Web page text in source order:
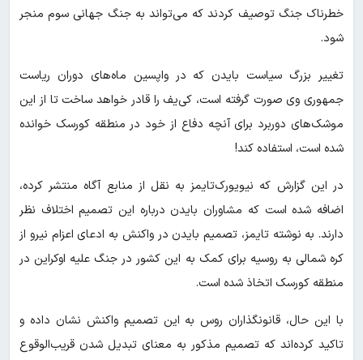
خطرناک جنگ توصیف کردند که می‌تواند به جنگ جهانی سوم منجر
شود.
تغییر بزرگ سیاست بایدن که در واپسین ماه‌های دوران ریاست
جمهوری وی صورت گرفته است، کی‌یف را قادر خواهد ساخت تا از این
موشک‌های دوربرد برای آنچه دفاع از خود در منطقه کورسک خوانده
شده است، استفاده کند!
در این گزارش که نیویورک‌تایمز به نقل از منابع آگاه منتشر کرده،
اضافه شده است که مشاوران بایدن درباره این تصمیم اختلاف نظر
دارند. به نوشته تایمز، تصمیم بایدن در واکنش به ادعای اعزام نیرو از
کره شمالی به روسیه برای کمک به این کشور در جنگ علیه اوکراین در
منطقه کورسک اتخاذ شده است.
با این حال، قانونگذاران روس به این تصمیم واکنش نشان داده و
تاکید کرده‌اند که تصمیم مذکور به معنای تبدیل شدن قریب‌الوقوع